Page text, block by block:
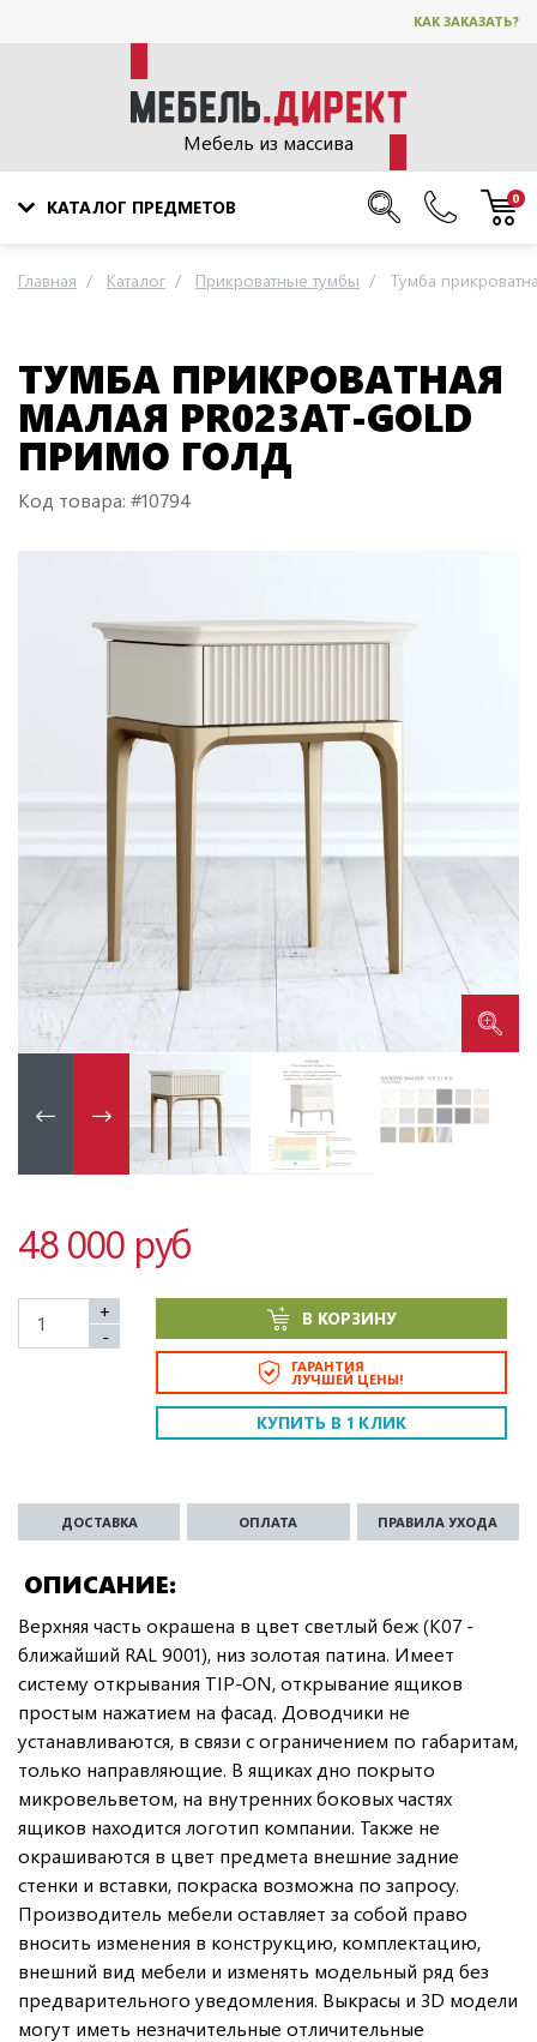
КАК ЗАКАЗАТЬ?
Мебель из массива
КАТАЛОГ ПРЕДМЕТОВ 0
Главная Каталог Прикроватные тумбы Тумба
ТУМБА ПРИКРОВАТНАЯ
МАЛАЯ PR023AT-GOLD
ПРИМО ГОЛД
Код товара: #10794
48 000 руб
+
-
В КОРЗИНУ
ГАРАНТИЯ
ЛУЧШЕЙ ЦЕНЫ!
КУПИТЬ В 1 КЛИК
ОПИСАНИЕ
ДОСТАВКА ОПЛАТА ПРАВИЛА УХОДА
Верхняя часть окрашена в цвет светлый беж (K07 -
ближайший RAL 9001), низ золотая патина. Имеет
систему открывания TIP-ON, открывание ящиков
простым нажатием на фасад. Доводчики не
устанавливаются, в связи с ограничением по габаритам,
только направляющие. В ящиках дно покрыто
микровельветом, на внутренних боковых частях
ящиков находится логотип компании. Также не
окрашиваются в цвет предмета внешние задние
стенки и вставки, покраска возможна по запросу.
Производитель мебели оставляет за собой право
вносить изменения в конструкцию, комплектацию,
внешний вид мебели и изменять модельный ряд без
предварительного уведомления. Выкрасы и 3D модели
могут иметь незначительные отличительные